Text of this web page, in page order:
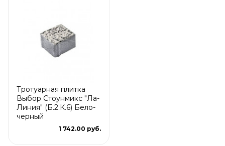
Тротуарная плитка
Выбор Стоунмикс "Ла-
Линия" (Б.2.К.6) Бело-
черный
1 742.00 руб.